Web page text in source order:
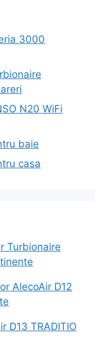
3000
N20 WiFi
baie
casa
Turbionaire
AlecoAir D12
D13 TRADITIO